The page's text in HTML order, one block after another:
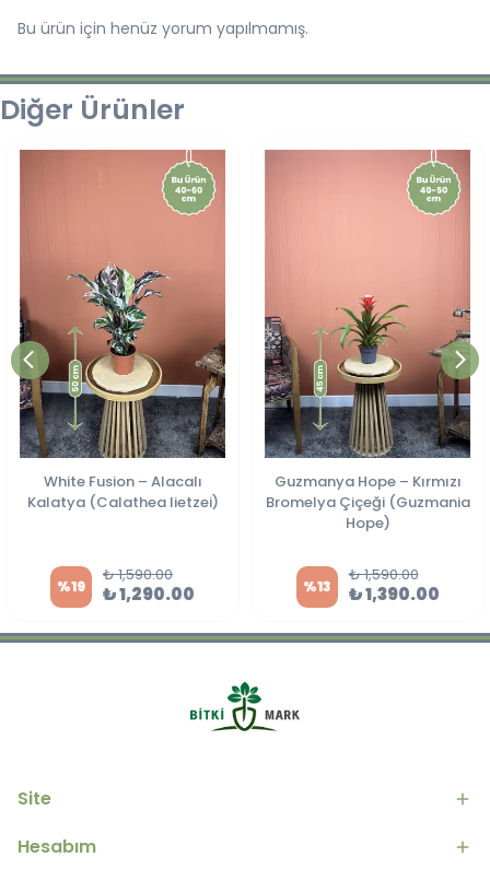
Bu ürün için henüz yorum yapılmamış.
Diğer Ürünler
White Fusion – Alacalı
Kalatya (Calathea lietzei)
%19
₺ 1,590.00
₺ 1,290.00
Guzmanya Hope – Kırmızı
Bromelya Çiçeği (Guzmania
Hope)
%13
₺ 1,590.00
₺ 1,390.00
Site
Hesabım